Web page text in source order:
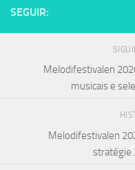
SEGUIR:
Melodifestivalen
musicais e
Melodifestivalen